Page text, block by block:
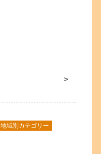
>
地域別カテゴリー